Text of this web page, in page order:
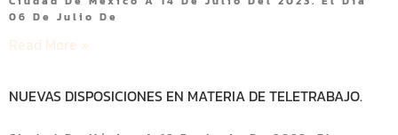
06 De Julio De
Read More »
NUEVAS DISPOSICIONES EN MATERIA DE TELETRABAJO.